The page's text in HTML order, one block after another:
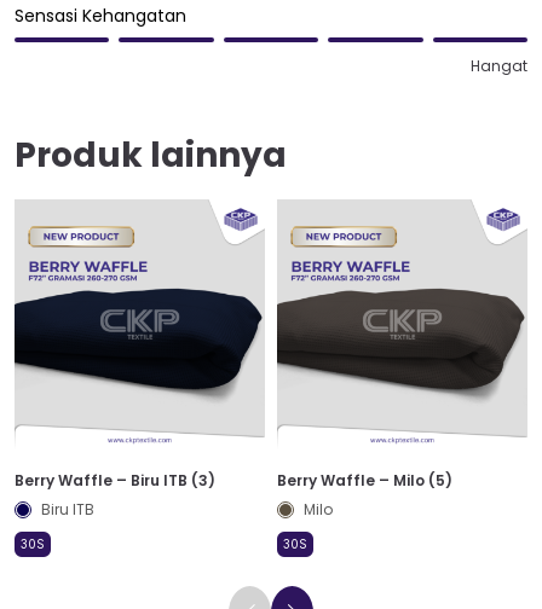
Sensasi Kehangatan
Hangat
Produk lainnya
Berry Waffle – Biru ITB (3)
Biru ITB
30S
Berry Waffle – Milo (5)
Milo
30S